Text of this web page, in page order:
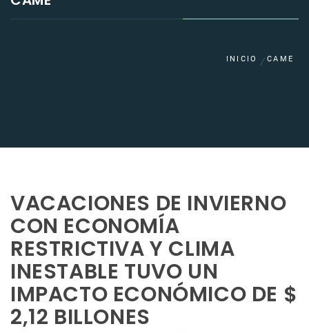
INICIO CAME
VACACIONES DE INVIERNO
CON ECONOMÍA
RESTRICTIVA Y CLIMA
INESTABLE TUVO UN
IMPACTO ECONÓMICO DE $
2,12 BILLONES